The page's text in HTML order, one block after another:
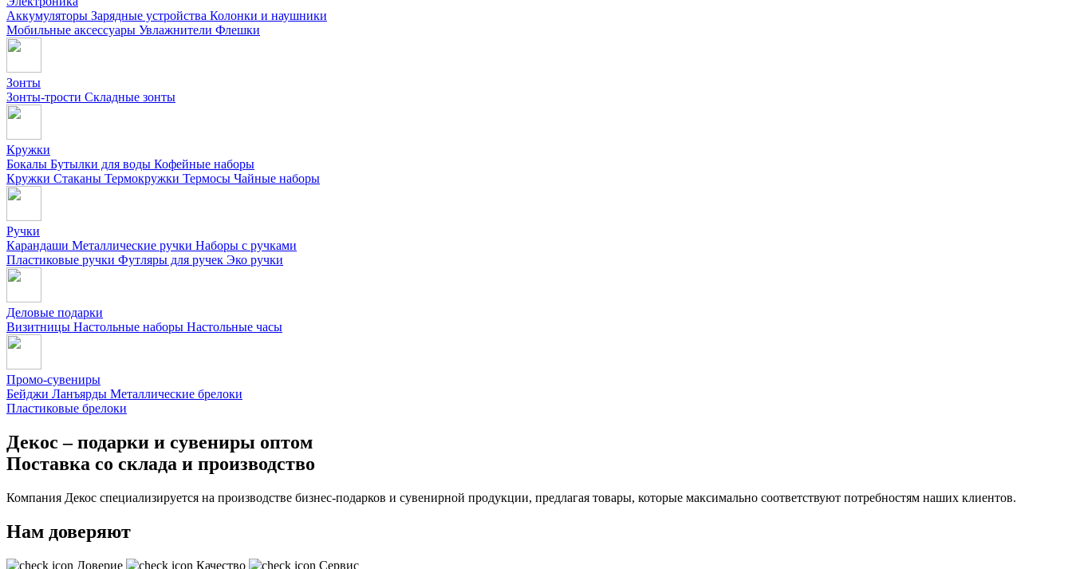
Аккумуляторы Зарядные устройства Колонки и наушники
Мобильные аксессуары Увлажнители Флешки
Зонты
Зонты-трости Складные зонты
Кружки
Бокалы Бутылки для воды Кофейные наборы
Кружки Стаканы Термокружки Термосы Чайные наборы
Ручки
Карандаши Металлические ручки Наборы с ручками
Пластиковые ручки Футляры для ручек Эко ручки
Деловые подарки
Визитницы Настольные наборы Настольные часы
Промо-сувениры
Бейджи Ланъярды Металлические брелоки
Пластиковые брелоки
Декос – подарки и сувениры оптом
Поставка со склада и производство
Компания Декос специализируется на производстве бизнес-подарков и сувенирной продукции, предлагая товары, которые максимально соответствуют потребностям наших клиентов.
Нам доверяют
Доверие Качество
Сервис